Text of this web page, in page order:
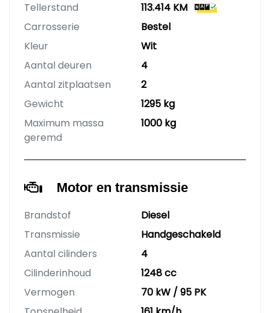
Tellerstand
113.414 KM
Carrosserie
Bestel
Kleur
Wit
Aantal deuren
4
Aantal zitplaatsen
2
Gewicht
1295 kg
Maximum massa
geremd
1000 kg
Motor en transmissie
Brandstof
Diesel
Transmissie
Handgeschakeld
Aantal cilinders
4
Cilinderinhoud
1248 cc
Vermogen
70 kW / 95 PK